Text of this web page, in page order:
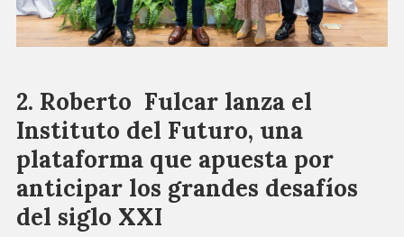
Roberto Fulcar lanza el
Instituto del Futuro, una
plataforma que apuesta por
anticipar los grandes desafíos
del siglo XXI